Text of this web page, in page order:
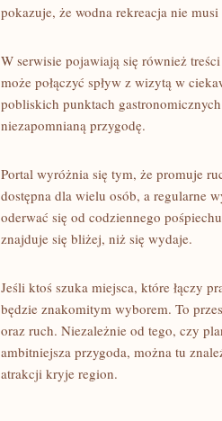
pokazuje, że wodna rekreacja nie
W serwisie pojawiają się również
może połączyć spływ z wizytą w
pobliskich punktach
niezapomnianą przygodę.
Portal wyróżnia się tym, że promuje
dostępna dla wielu osób, a regularne
oderwać się od codziennego
znajduje się bliżej, niż się wydaje.
Jeśli ktoś szuka miejsca, które łączy
będzie znakomitym wyborem. To
oraz ruch. Niezależnie od tego, czy
ambitniejsza przygoda, można tu
atrakcji kryje region.